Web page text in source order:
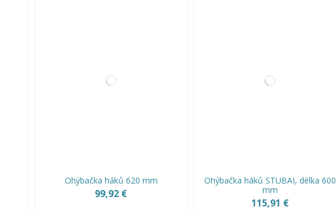
Ohýbačka háků 620 mm
99,92 €
Ohýbačka háků STUBAI, délka 600
mm
115,91 €